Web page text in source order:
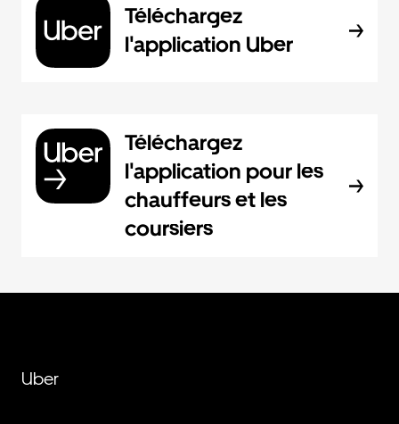
Téléchargez
l'application Uber
Téléchargez
l'application pour les
chauffeurs et les
coursiers
Uber